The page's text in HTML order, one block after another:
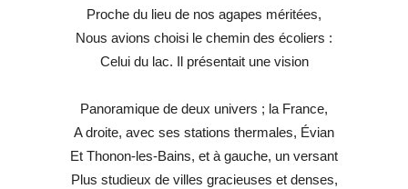
Proche du lieu de nos agapes méritées,
Nous avions choisi le chemin des écoliers :
Celui du lac. Il présentait une vision
Panoramique de deux univers ; la France,
A droite, avec ses stations thermales, Évian
Et Thonon-les-Bains, et à gauche, un versant
Plus studieux de villes gracieuses et denses,